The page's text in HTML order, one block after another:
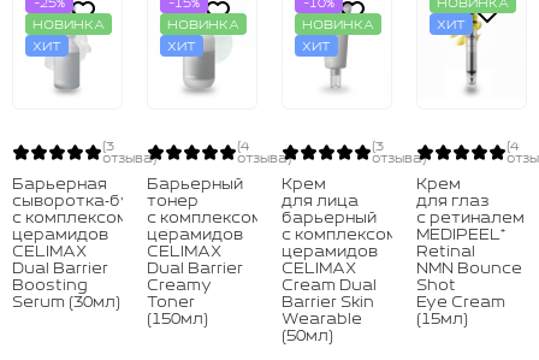
-25%
НОВИНКА
ХИТ
(3
отзыва)
Барьерная
сыворотка‑бустер
с комплексом
церамидов
CELIMAX
Dual Barrier
Boosting
Serum (30мл)
-15%
НОВИНКА
ХИТ
(4
отзыва)
Барьерный
тонер
с комплексом
церамидов
CELIMAX
Dual Barrier
Creamy
Toner
(150мл)
-10%
НОВИНКА
ХИТ
(3
отзыва)
Крем
для лица
барьерный
с комплексом
церамидов
CELIMAX
Cream Dual
Barrier Skin
Wearable
(50мл)
НОВИНКА
ХИТ
(4
Крем
для глаз
с ретиналем
MEDIPEEL⁺
Retinal
NMN Bounce
Shot
Eye Cream
(15мл)